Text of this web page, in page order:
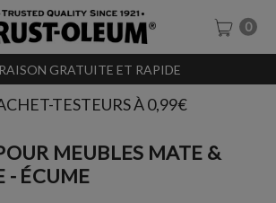
GRATUITE ET RAPIDE
0
TESTEURS À 0,99€
MEUBLES MATE &
- ÉCUME